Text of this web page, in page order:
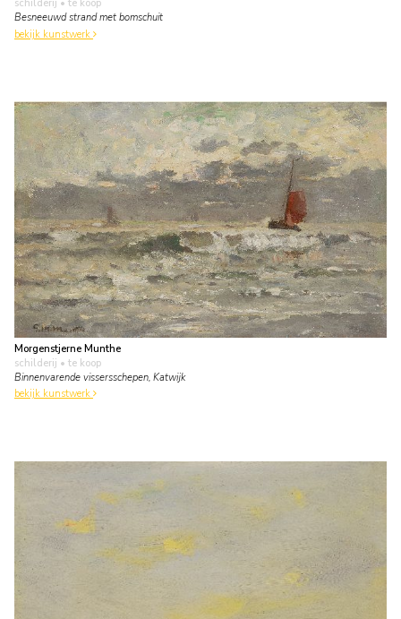
schilderij • te koop
Besneeuwd strand met bomschuit
bekijk kunstwerk
Morgenstjerne Munthe
schilderij • te koop
Binnenvarende vissersschepen, Katwijk
bekijk kunstwerk